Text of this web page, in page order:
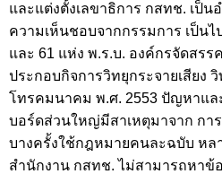
และแต่งตั้งเลขาธิการ กสทช. เป็
ความเห็นชอบจากกรรมการ เป็น
และ 61 แห่ง พ.ร.บ. องค์กรจัดสร
ประกอบกิจการวิทยุกระจายเสียง
โทรคมนาคม พ.ศ. 2553 ปัญหาแล
บอร์ดส่วนใหญ่มีสาเหตุมาจาก กา
บางครั้งใช้กฎหมายคนละฉบับ หล
สำนักงาน กสทช. ไม่สามารถหาข้